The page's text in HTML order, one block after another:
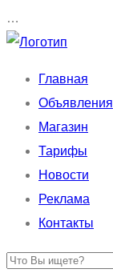
…
Главная
Объявления
Магазин
Тарифы
Новости
Реклама
Контакты